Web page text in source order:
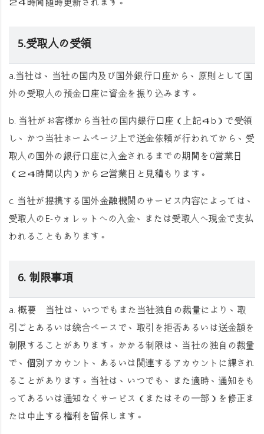
5.受取人の受領
a.当社は、当社の国内及び国外銀行口座から、原則として国
外の受取人の預金口座に資金を振り込みます。
b. 当社がお客様から当社の国内銀行口座（上記４b）で受領
し、かつ当社ホームページ上で送金依頼が行われてから、受
取人の国外の銀行口座に入金されるまでの期間を0営業日
（２４時間以内）から２営業日と見積もります。
c. 当社が提携する国外金融機関のサービス内容によっては、
受取人のE-ウォレットへの入金、または受取人へ現金で支払
われることもあります。
6. 制限事項
a.概要 当社は、いつでもまた当社独自の裁量により、取
引ごとあるいは統合ベースで、取引を拒否あるいは送金額を
制限することがあります。かかる制限は、当社の独自の裁量
で、個別アカウント、あるいは関連するアカウントに課され
ることがあります。当社は、いつでも、また適時、通知をも
ってあるいは通知なくサービス（またはその一部）を修正ま
たは中止する権利を留保します。